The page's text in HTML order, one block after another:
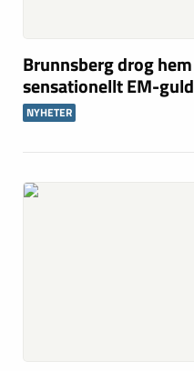
Brunnsberg drog hem
sensationellt EM-guld
NYHETER